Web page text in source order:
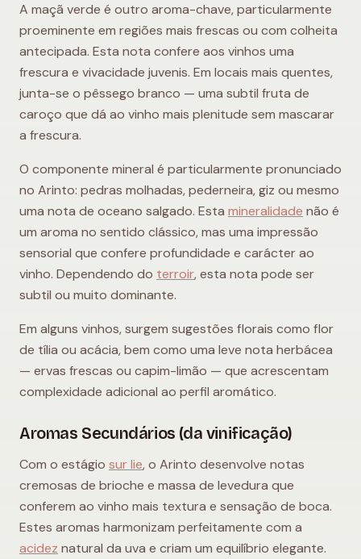
A maçã verde é outro aroma-chave, particularmente
proeminente em regiões mais frescas ou com colheita
antecipada. Esta nota confere aos vinhos uma
frescura e vivacidade juvenis. Em locais mais quentes,
junta-se o pêssego branco — uma subtil fruta de
caroço que dá ao vinho mais plenitude sem mascarar
a frescura.
O componente mineral é particularmente pronunciado
no Arinto: pedras molhadas, pederneira, giz ou mesmo
uma nota de oceano salgado. Esta mineralidade não é
um aroma no sentido clássico, mas uma impressão
sensorial que confere profundidade e carácter ao
vinho. Dependendo do terroir, esta nota pode ser
subtil ou muito dominante.
Em alguns vinhos, surgem sugestões florais como flor
de tília ou acácia, bem como uma leve nota herbácea
— ervas frescas ou capim-limão — que acrescentam
complexidade adicional ao perfil aromático.
Aromas Secundários (da vinificação)
Com o estágio sur lie, o Arinto desenvolve notas
cremosas de brioche e massa de levedura que
conferem ao vinho mais textura e sensação de boca.
Estes aromas harmonizam perfeitamente com a
acidez natural da uva e criam um equilíbrio elegante.